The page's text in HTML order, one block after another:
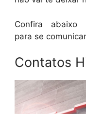
Confira abaixo
para se
Contatos